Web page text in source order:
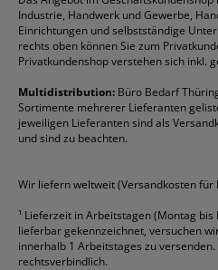
Rabatte & Aktionen
Etiketten
Fineliner
Folienschreiber
Formulare
Gelschreiber
Geschäftsbücher
Mappen
Ordner
Packband
Edding
Esselte
Faber-Castell
Fellowes
Franken
Fripa
HP
Industrie, Handwerk und Gewerbe,
Einrichtungen und selbstständige
rechts oben können Sie zum
Privatkundenshop verstehen sich inkl.
Multidistribution: Büro Bedarf
Sortimente mehrerer Lieferanten
jeweiligen Lieferanten sind als
und sind zu beachten.
Wir liefern weltweit (Versandkosten
¹ Lieferzeit in Arbeitstagen (Montag
lieferbar gekennzeichnet, versuchen
innerhalb 1 Arbeitstages zu
rechtsverbindlich.